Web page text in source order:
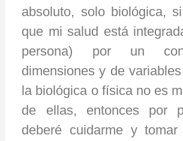
absoluto, solo biológica,
que mi salud está
persona) por un
dimensiones y de
la biológica o física no es
de ellas, entonces por
deberé cuidarme y tomar